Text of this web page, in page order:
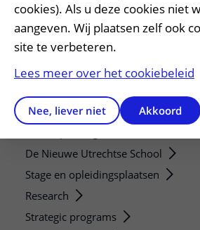
Voorbereiden op uw afspraak
Wijzigen patiëntgegevens
Opvragen kopie dossier
Bezoektijden
Onderwijs en onderzoek
De Nieuwe Utrechtse School
Stage en opleidingsplaatsen
Research
Strategic programs
cookies). Als u deze cookies niet
aangeven. Wij plaatsen zelf ook
site te verbeteren.
Lees meer over het cookiebeleid
Nee, liever niet Akkoord